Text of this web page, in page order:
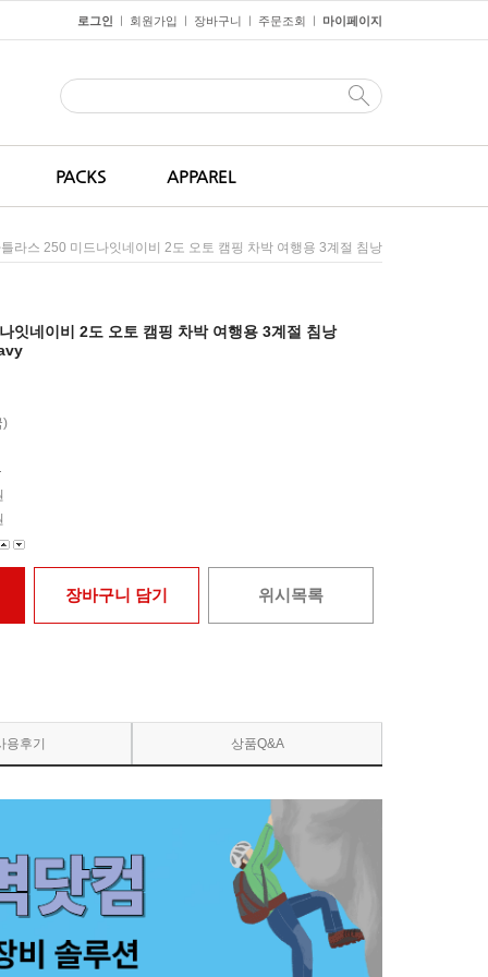
로그인 ㅣ 회원가입 ㅣ 장바구니 ㅣ 주문조회 ㅣ 마이페이지
PACKS APPAREL
라스 250 미드나잇네이비 2도 오토 캠핑 차박 여행용 3계절 침낭
잇네이비 2도 오토 캠핑 차박 여행용 3계절 침낭
)
장바구니 담기 위시목록
용후기 상품Q&A